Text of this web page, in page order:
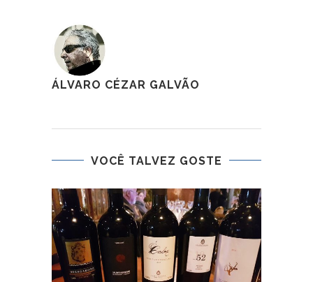
ÁLVARO CÉZAR GALVÃO
VOCÊ TALVEZ GOSTE